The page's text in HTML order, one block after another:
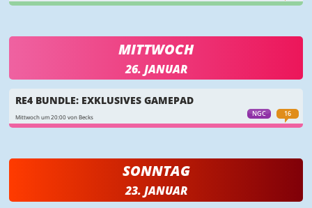
MITTWOCH
26. JANUAR
NGC 16
RE4 BUNDLE: EXKLUSIVES GAMEPAD
Mittwoch um 20:00 von Becks
SONNTAG
23. JANUAR